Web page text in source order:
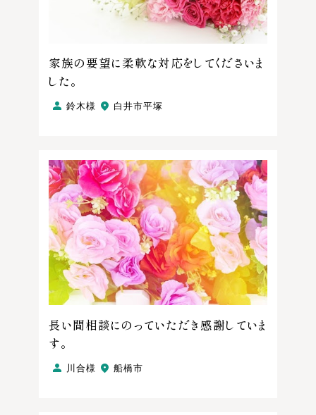
家族の要望に柔軟な対応をしてくださいま
した。
鈴木様 白井市平塚
長い間相談にのっていただき感謝していま
す。
川合様 船橋市